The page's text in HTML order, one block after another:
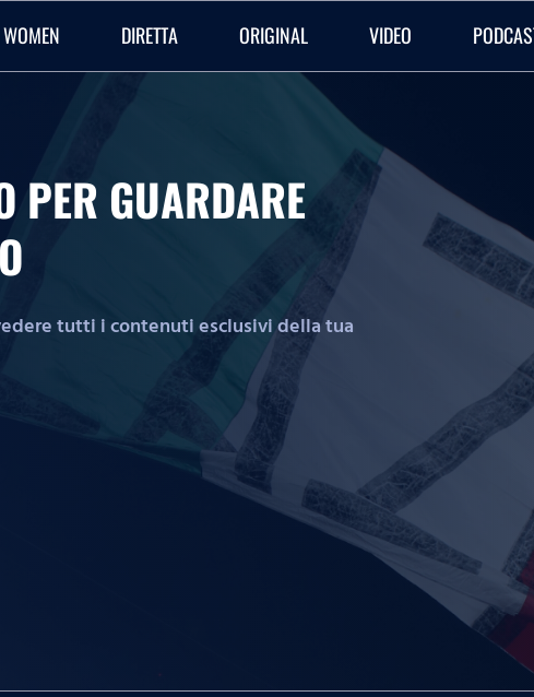
WOMEN DIRETTA ORIGINAL VIDEO
PER GUARDARE
tutti i contenuti esclusivi della tua